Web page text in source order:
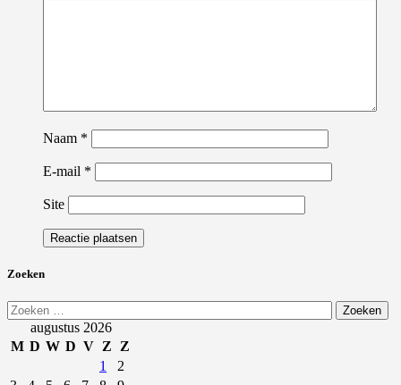
Naam *
E-mail *
Site
Zoeken
Zoeken
naar:augustus 2026
M D W D V Z
Z
1
2